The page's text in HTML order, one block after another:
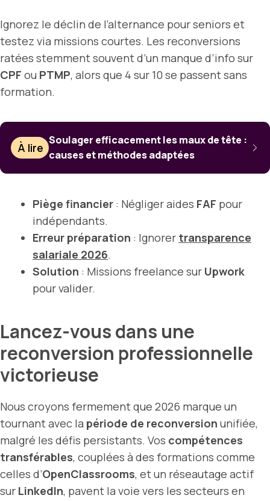
Ignorez le déclin de l’alternance pour seniors et
testez via missions courtes. Les reconversions
ratées stemment souvent d’un manque d’info sur
CPF ou PTMP, alors que 4 sur 10 se passent sans
formation.
À lire
Soulager efficacement les maux de tête :
causes et méthodes adaptées
Piège financier : Négliger aides FAF pour
indépendants.
Erreur préparation : Ignorer transparence
salariale 2026.
Solution : Missions freelance sur Upwork
pour valider.
Lancez-vous dans une
reconversion professionnelle
victorieuse
Nous croyons fermement que 2026 marque un
tournant avec la période de reconversion unifiée,
malgré les défis persistants. Vos compétences
transférables, couplées à des formations comme
celles d’OpenClassrooms, et un réseautage actif
sur LinkedIn, pavent la voie vers les secteurs en